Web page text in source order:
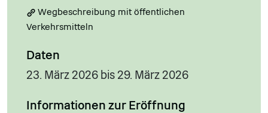
Wegbeschreibung mit öffentlichen
Verkehrsmitteln
Daten
23. März 2026 bis 29. März 2026
Informationen zur Eröffnung